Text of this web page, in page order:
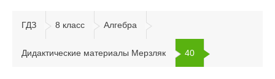
ГДЗ 8 класс Алгебра
Дидактические материалы Мерзляк 40